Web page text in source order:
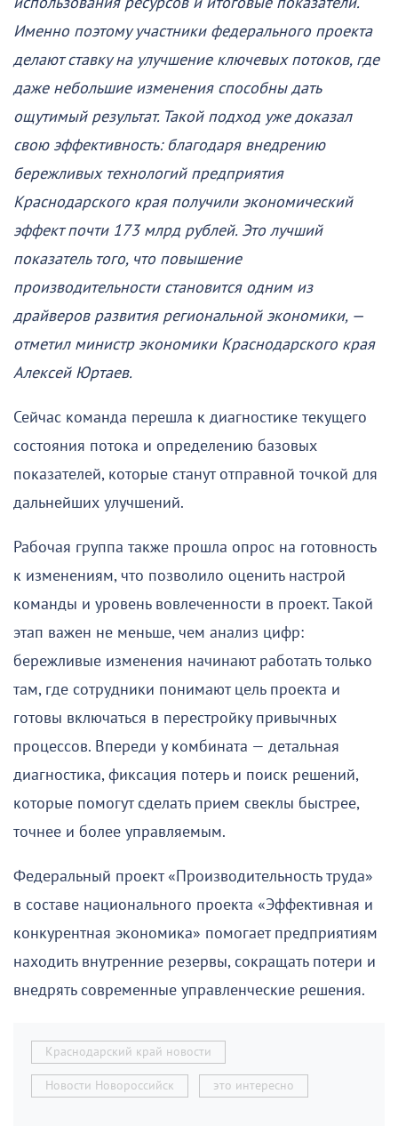
Именно поэтому участники федерального проекта
делают ставку на улучшение ключевых потоков, где
даже небольшие изменения способны дать
ощутимый результат. Такой подход уже доказал
свою эффективность: благодаря внедрению
бережливых технологий предприятия
Краснодарского края получили экономический
эффект почти 173 млрд рублей. Это лучший
показатель того, что повышение
производительности становится одним из
драйверов развития региональной экономики, —
отметил министр экономики Краснодарского края
Алексей Юртаев.
Сейчас команда перешла к диагностике текущего
состояния потока и определению базовых
показателей, которые станут отправной точкой для
дальнейших улучшений.
Рабочая группа также прошла опрос на готовность
к изменениям, что позволило оценить настрой
команды и уровень вовлеченности в проект. Такой
этап важен не меньше, чем анализ цифр:
бережливые изменения начинают работать только
там, где сотрудники понимают цель проекта и
готовы включаться в перестройку привычных
процессов. Впереди у комбината — детальная
диагностика, фиксация потерь и поиск решений,
которые помогут сделать прием свеклы быстрее,
точнее и более управляемым.
Федеральный проект «Производительность труда»
в составе национального проекта «Эффективная и
конкурентная экономика» помогает предприятиям
находить внутренние резервы, сокращать потери и
внедрять современные управленческие решения.
Краснодарский край новости
Новости Новороссийск это интересно